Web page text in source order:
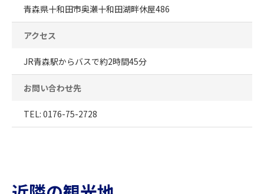
青森県十和田市奥瀬十和田湖畔休屋486
アクセス
JR青森駅からバスで約2時間45分
お問い合わせ先
TEL: 0176-75-2728